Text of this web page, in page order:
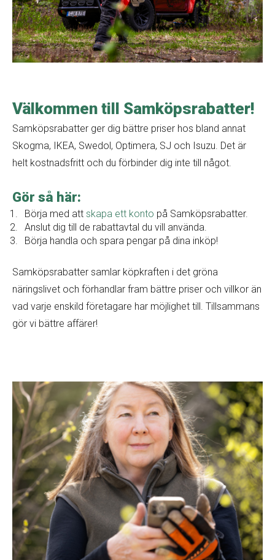
Välkommen till Samköpsrabatter!
Samköpsrabatter ger dig bättre priser hos bland annat
Skogma, IKEA, Swedol, Optimera, SJ och Isuzu. Det är
helt kostnadsfritt och du förbinder dig inte till något.
Gör så här:
Börja med att skapa ett konto på Samköpsrabatter.
Anslut dig till de rabattavtal du vill använda.
Börja handla och spara pengar på dina inköp!
Samköpsrabatter samlar köpkraften i det gröna
näringslivet och förhandlar fram bättre priser och villkor än
vad varje enskild företagare har möjlighet till. Tillsammans
gör vi bättre affärer!